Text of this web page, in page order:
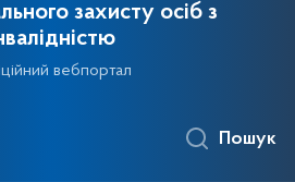
захисту осіб з
вебпортал
Пошук